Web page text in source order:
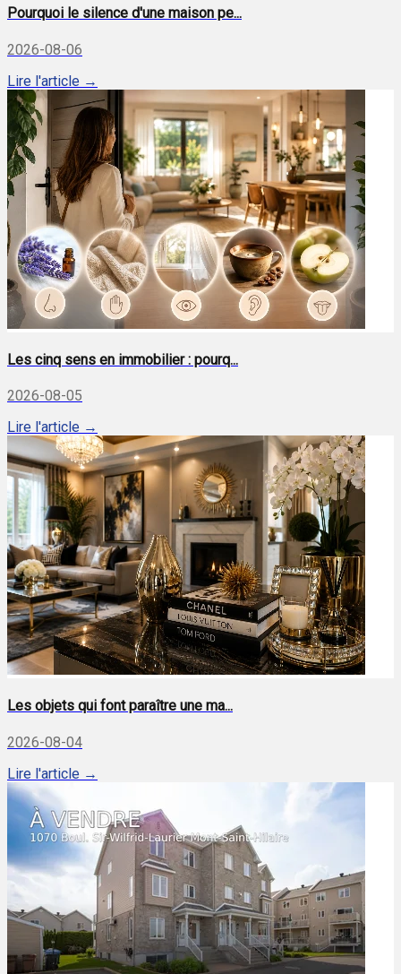
Pourquoi le silence d'une maison pe...
2026-08-06
Lire l'article →
Les cinq sens en immobilier : pourq...
2026-08-05
Lire l'article →
Les objets qui font paraître une ma...
2026-08-04
Lire l'article →